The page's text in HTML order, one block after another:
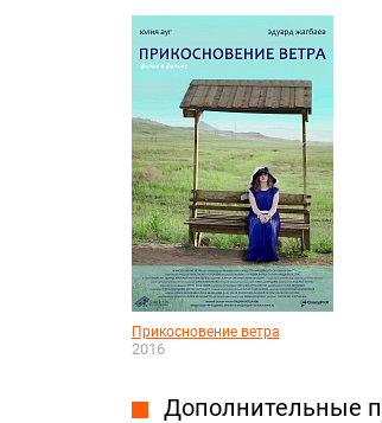
Прикосновение ветра
2016
Дополнительные